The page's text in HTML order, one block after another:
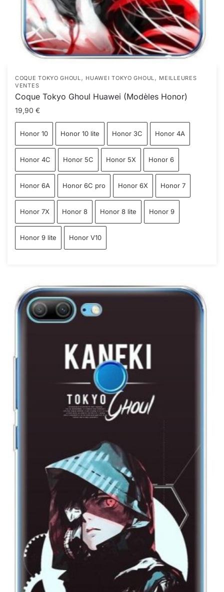
COQUE TOKYO GHOUL, HUAWEI TOKYO GHOUL, MEILLEURES
VENTES
Coque Tokyo Ghoul Huawei (Modèles Honor)
19,90 €
Honor 10 Honor 10 lite Honor 3C Honor 4A
Honor 4C Honor 5C Honor 5X Honor 6
Honor 6A Honor 6C pro Honor 6X Honor 7
Honor 7X Honor 8 Honor 8 lite Honor 9
Honor 9 lite Honor V10